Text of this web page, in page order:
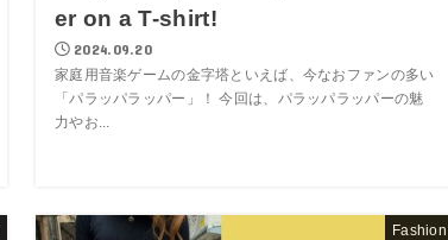
er on a T-shirt!
2024.09.20
家庭用音楽ゲームの金字塔といえば、今なおファンの多い
「パラッパラッパー」！ 今回は、パラッパラッパーの魅
力やお...
Fashion